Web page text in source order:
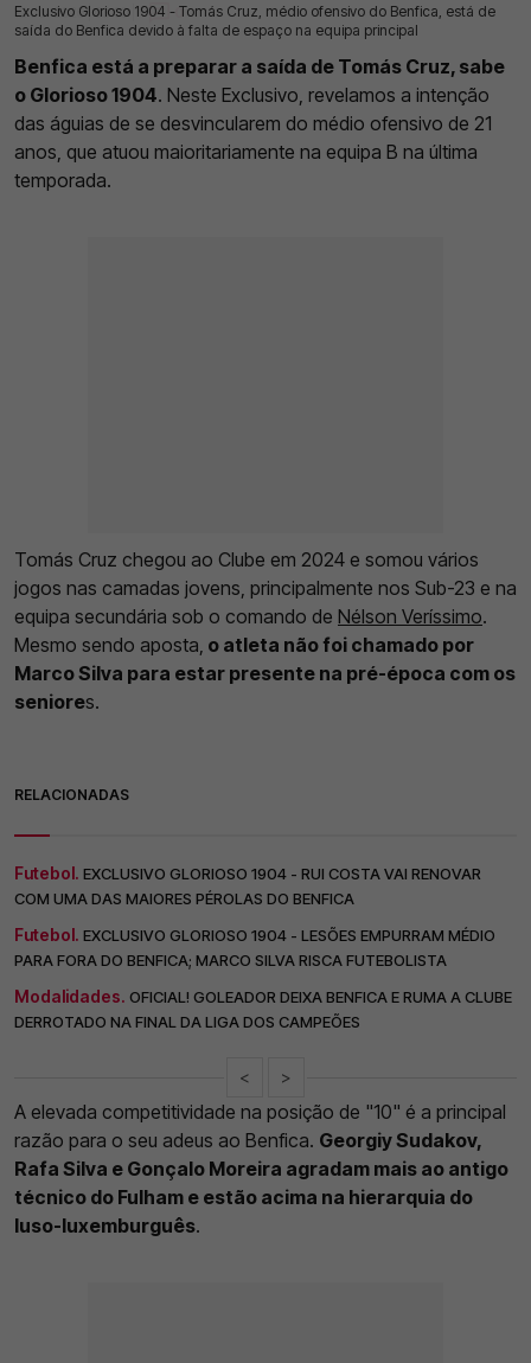
Exclusivo Glorioso 1904 - Tomás Cruz, médio ofensivo do Benfica, está de
saída do Benfica devido à falta de espaço na equipa principal
12 Jul 2026 | 03:00 | 0
Benfica está a preparar a saída de Tomás Cruz, sabe
o Glorioso 1904. Neste Exclusivo, revelamos a intenção
das águias de se desvincularem do médio ofensivo de 21
anos, que atuou maioritariamente na equipa B na última
temporada.
Tomás Cruz chegou ao Clube em 2024 e somou vários
jogos nas camadas jovens, principalmente nos Sub-23 e na
equipa secundária sob o comando de Nélson Veríssimo.
Mesmo sendo aposta, o atleta não foi chamado por
Marco Silva para estar presente na pré-época com os
seniores.
RELACIONADAS
Futebol. EXCLUSIVO GLORIOSO 1904 - RUI COSTA VAI RENOVAR
COM UMA DAS MAIORES PÉROLAS DO BENFICA
Futebol. EXCLUSIVO GLORIOSO 1904 - LESÕES EMPURRAM MÉDIO
PARA FORA DO BENFICA; MARCO SILVA RISCA FUTEBOLISTA
Modalidades. OFICIAL! GOLEADOR DEIXA BENFICA E RUMA A CLUBE
DERROTADO NA FINAL DA LIGA DOS CAMPEÕES
< >
A elevada competitividade na posição de "10" é a principal
razão para o seu adeus ao Benfica. Georgiy Sudakov,
Rafa Silva e Gonçalo Moreira agradam mais ao antigo
técnico do Fulham e estão acima na hierarquia do
luso-luxemburguês.